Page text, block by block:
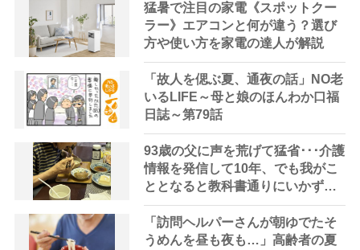
猛暑で注目の家電《スポットクー
ラー》エアコンと何が違う？選び
方や使い方を家電の達人が解説
「故人を偲ぶ夏、通夜の話」NO老
いるLIFE～母と娘のほんわか口福
日誌～第79話
93歳の父に声を荒げて猛省･･･介護
情報を発信して10年、でも我がこ
ととなると教科書通りにいかずに
ため息「感情と理性の狭間で右往
左往する現実」
「訪問ヘルパーさんが朝ゆでたそ
うめんを昼も夜も…」高齢者の夏